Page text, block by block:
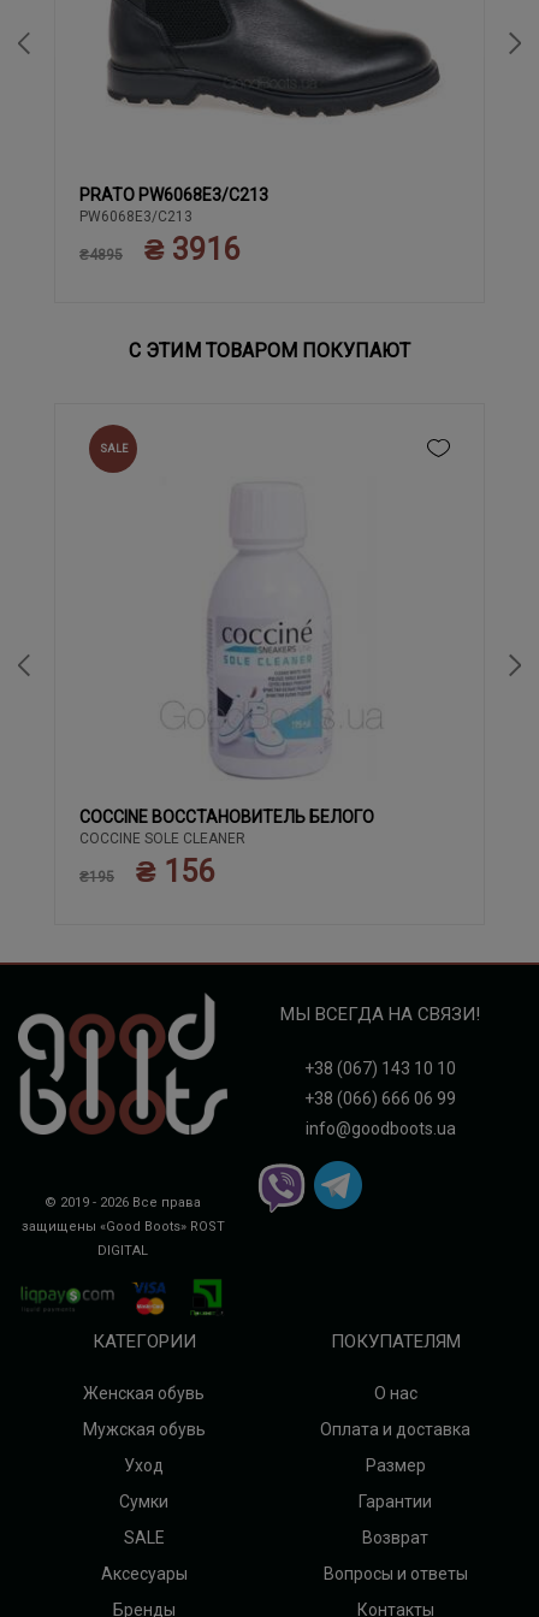
40 41 42 43
PRATO PW6068E3/C213
PW6068E3/C213
₴4895 ₴ 3916
С ЭТИМ ТОВАРОМ ПОКУПАЮТ
SALE
COCCINE ВОССТАНОВИТЕЛЬ БЕЛОГО
COCCINE SOLE CLEANER
₴195 ₴ 156
© 2019 - 2026 Все права
защищены «Good Boots» ROST
DIGITAL
МЫ ВСЕГДА НА СВЯЗИ!
+38 (067) 143 10 10
+38 (066) 666 06 99
info@goodboots.ua
КАТЕГОРИИ
Женская обувь
Мужская обувь
Уход
Сумки
SALE
Аксесуары
Бренды
ПОКУПАТЕЛЯМ
О нас
Оплата и доставка
Размер
Гарантии
Возврат
Вопросы и ответы
Контакты